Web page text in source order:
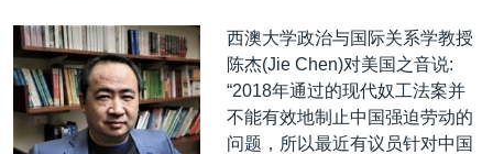
西澳大学政治与国际关系学教授
陈杰(Jie Chen)对美国之音说:
“2018年通过的现代奴工法案并
不能有效地制止中国强迫劳动的
问题，所以最近有议员针对中国